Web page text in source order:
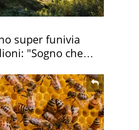
super funivia
"Sogno che si